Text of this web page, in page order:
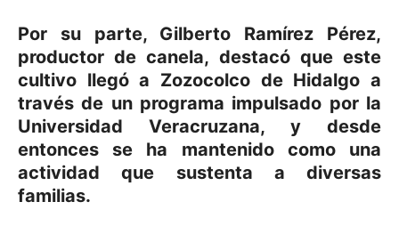
Por su parte, Gilberto Ramírez Pérez,
productor de canela, destacó que este
cultivo llegó a Zozocolco de Hidalgo a
través de un programa impulsado por la
Universidad Veracruzana, y desde
entonces se ha mantenido como una
actividad que sustenta a diversas
familias.